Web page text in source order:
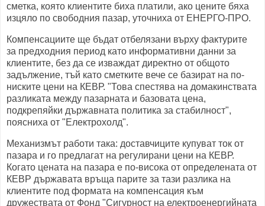
сметка, която клиентите биха платили, ако цените бяха
изцяло по свободния пазар, уточниха от ЕНЕРГО-ПРО.
Компенсациите ще бъдат отбелязани върху фактурите
за предходния период като информативни данни за
клиентите, без да се изваждат директно от общото
задължение, тъй като сметките вече се базират на по-
ниските цени на КЕВР. "Това спестява на домакинствата
разликата между пазарната и базовата цена,
подкрепяйки държавната политика за стабилност",
поясниха от "Електрохолд".
Механизмът работи така: доставчиците купуват ток от
пазара и го предлагат на регулирани цени на КЕВР.
Когато цената на пазара е по-висока от определената от
КЕВР държавата връща парите за тази разлика на
клиентите под формата на компенсация към
дружествата от Фонд "Сигурност на електроенергийната